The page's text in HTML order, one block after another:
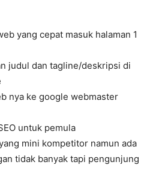
yang cepat masuk halaman 1
judul dan tagline/deskripsi di
nya ke google webmaster
untuk pemula
mini kompetitor namun ada
tidak banyak tapi pengunjung